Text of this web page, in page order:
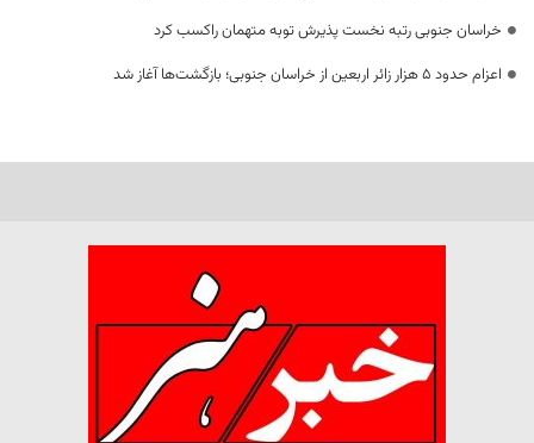
خراسان جنوبی رتبه نخست پذیرش توبه متهمان راکسب کرد
اعزام حدود 5 هزار زائر اربعین از خراسان جنوبی؛ بازگشت‌ها آغاز شد